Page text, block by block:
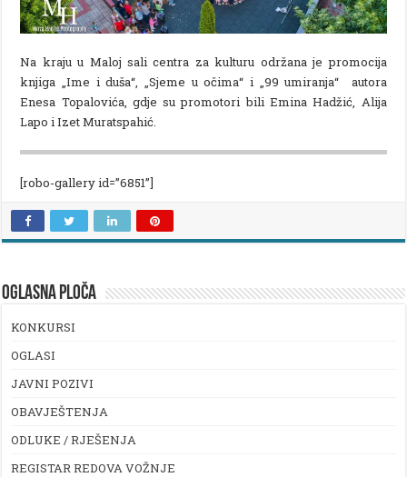
Na kraju u Maloj sali centra za kulturu održana je promocija
knjiga „Ime i duša“, „Sjeme u očima“ i „99 umiranja“ autora
Enesa Topalovića, gdje su promotori bili Emina Hadžić, Alija
Lapo i Izet Muratspahić.
[robo-gallery id=”6851”]
OGLASNA PLOČA
KONKURSI
OGLASI
JAVNI POZIVI
OBAVJEŠTENJA
ODLUKE / RJEŠENJA
REGISTAR REDOVA VOŽNJE